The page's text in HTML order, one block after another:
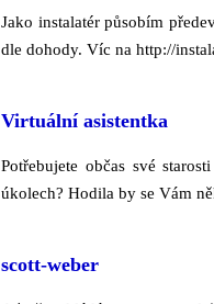
Jako instalatér působím
dle dohody. Víc na http://
Virtuální asistentka
Potřebujete občas své
úkolech? Hodila by se Vám
scott-weber